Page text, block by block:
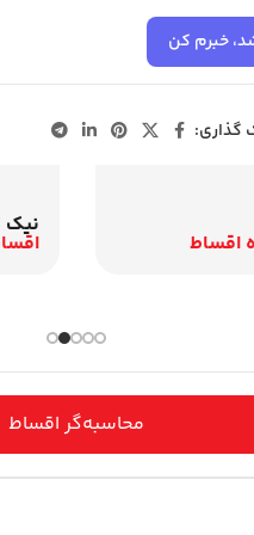
خبرم کن
گذاری:
نیک
اقساط
محاسبه‌گر اقساط